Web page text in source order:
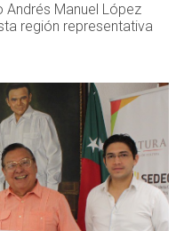
Andrés Manuel López
región representativa